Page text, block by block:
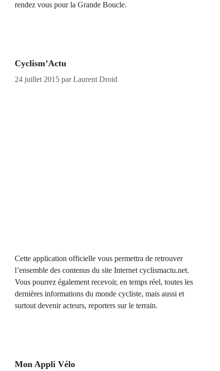
rendez vous pour la Grande Boucle.
Cyclism’Actu
24 juillet 2015 parLaurent Droid
Cette application officielle vous permettra de retrouver
l’ensemble des contenus du site Internet cyclismactu.net.
Vous pourrez également recevoir, en temps réel, toutes les
dernières informations du monde cycliste, mais aussi et
surtout devenir acteurs, reporters sur le terrain.
Mon Appli Vélo